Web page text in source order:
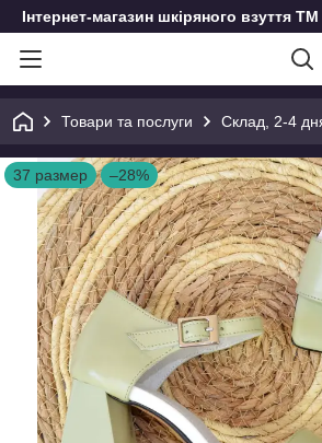
Інтернет-магазин шкіряного взуття
Товари та послуги Склад, 2-4
37 размер –28%